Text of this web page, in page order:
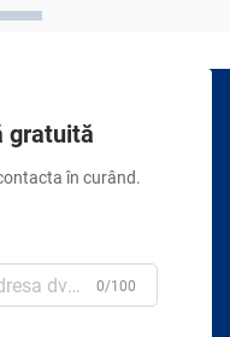
gratuită
în curând.
0/100